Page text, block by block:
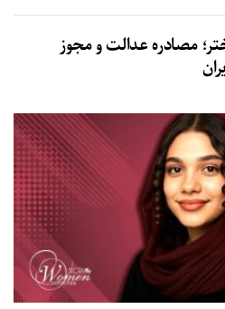
مصادره عدالت و مجوز